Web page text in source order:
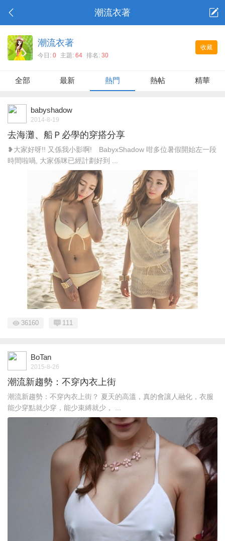
潮流衣著
收藏
潮流衣著
今日: 0 主題: 64 排名: 30
全部 最新 熱門 熱帖 精華
babyshadow
2014-8-19
去海灘、船Ｐ必學的穿搭分享
❥大家好呀!! 又係我小影啊! BabyxShadow 咁多位暑假開始左一段
時間啦喎, 大家係咪已經計劃好到 ...
36160 111
BoTan
2015-8-26
潮流新趨勢：不穿內衣上街
潮流新趨勢：不穿內衣上街？ 夏天的高溫，真的會讓人融化，衣服
能少穿點就少穿，能少束縛就少， ...